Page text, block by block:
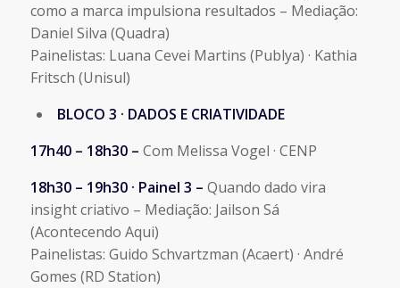
como a marca impulsiona resultados – Mediação:
Daniel Silva (Quadra)
Painelistas: Luana Cevei Martins (Publya) · Kathia
Fritsch (Unisul)
BLOCO 3 · DADOS E CRIATIVIDADE
17h40 – 18h30 – Com Melissa Vogel · CENP
18h30 – 19h30 · Painel 3 – Quando dado vira
insight criativo – Mediação: Jailson Sá
(Acontecendo Aqui)
Painelistas: Guido Schvartzman (Acaert) · André
Gomes (RD Station)